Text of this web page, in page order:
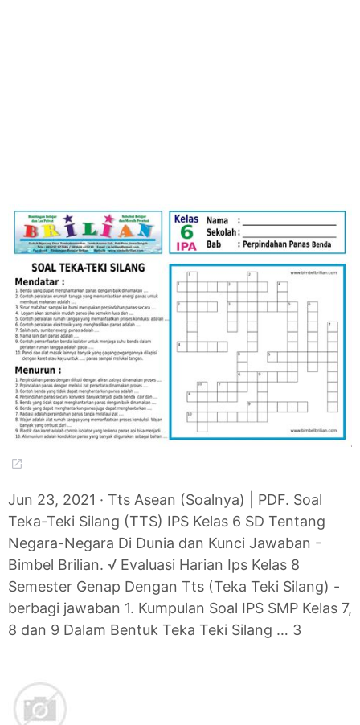
Jun 23, 2021 · Tts Asean (Soalnya) | PDF. Soal
Teka-Teki Silang (TTS) IPS Kelas 6 SD Tentang
Negara-Negara Di Dunia dan Kunci Jawaban -
Bimbel Brilian. √ Evaluasi Harian Ips Kelas 8
Semester Genap Dengan Tts (Teka Teki Silang) -
berbagi jawaban 1. Kumpulan Soal IPS SMP Kelas 7,
8 dan 9 Dalam Bentuk Teka Teki Silang … 3